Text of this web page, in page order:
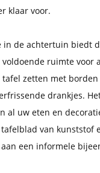
klaar voor.
in de achtertuin biedt
ruimte voor
zetten met borden
drankjes.
al uw eten en
van kunststof
een informele